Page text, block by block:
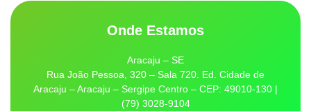
Onde Estamos
Aracaju – SE
Rua João Pessoa, 320 – Sala 720. Ed. Cidade de
Aracaju – Aracaju – Sergipe Centro – CEP: 49010-130 |
(79) 3028-9104